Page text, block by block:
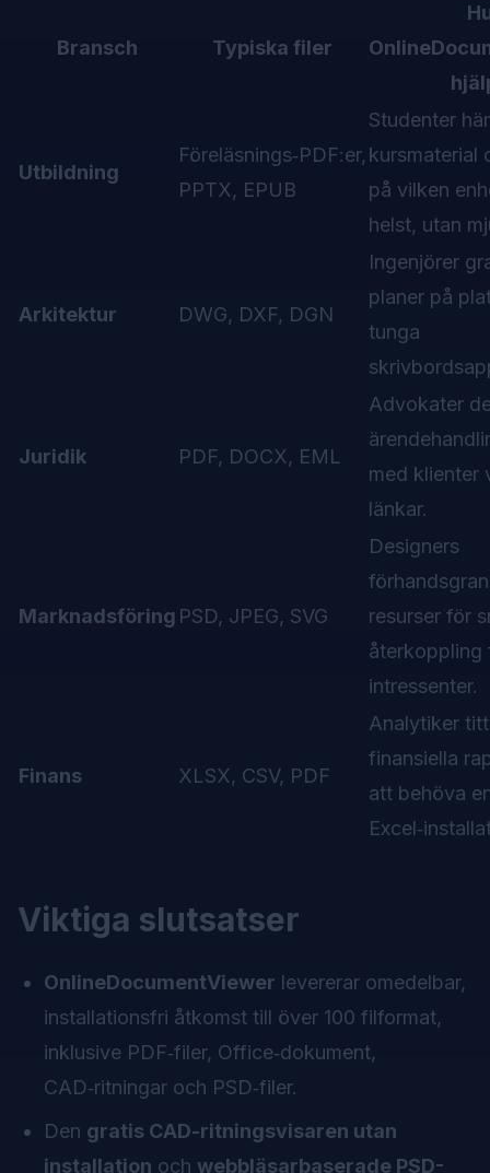
Bransch Typiska filer
Utbildning
Föreläsnings‑PDF:er,
PPTX, EPUB
Studenter
kursmaterial
på vilken
helst, utan
Arkitektur DWG, DXF, DGN
Ingenjörer
planer på
tunga
Juridik PDF, DOCX, EML
Advokater
med klienter
länkar.
Marknadsföring PSD, JPEG, SVG
Designers
resurser för
återkoppling
intressenter.
Finans XLSX, CSV, PDF
Analytiker
finansiella
att behöva
Viktiga slutsatser
OnlineDocumentViewer levererar omedelbar,
installationsfri åtkomst till över 100 filformat,
inklusive PDF‑filer, Office‑dokument,
CAD‑ritningar och PSD‑filer.
Den gratis CAD-ritningsvisaren utan
installation och webbläsarbaserade PSD-